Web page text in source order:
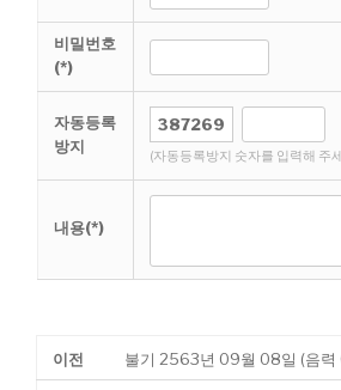
비밀번호
(*)
자동등록
방지
(자동등록방지 숫자를 입력해 주
내용(*)
이전 불기 2563년 09월 08일 (음력